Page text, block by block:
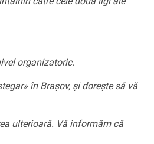
organizatoric.
în Brașov, și dorește să vă
ulterioară. Vă informăm că